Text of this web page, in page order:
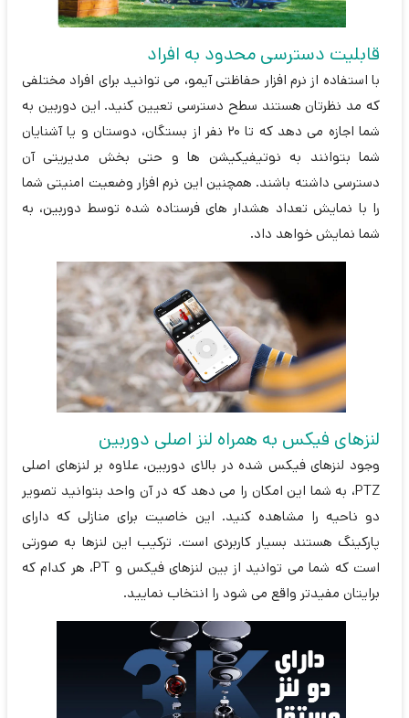
قابلیت دسترسی محدود به افراد
با استفاده از نرم افزار حفاظتی آیمو، می توانید برای افراد مختلفی
که مد نظرتان هستند سطح دسترسی تعیین کنید. این دوربین به
شما اجازه می دهد که تا 20 نفر از بستگان، دوستان و یا آشنایان
شما بتوانند به نوتیفیکیشن ها و حتی بخش مدیریتی آن
دسترسی داشته باشند. همچنین این نرم افزار وضعیت امنیتی شما
را با نمایش تعداد هشدار های فرستاده شده توسط دوربین، به
شما نمایش خواهد داد.
لنزهای فیکس به همراه لنز اصلی دوربین
وجود لنزهای فیکس شده در بالای دوربین، علاوه بر لنزهای اصلی
PTZ، به شما این امکان را می دهد که در آن واحد بتوانید تصویر
دو ناحیه را مشاهده کنید. این خاصیت برای منازلی که دارای
پارکینگ هستند بسیار کاربردی است. ترکیب این لنزها به صورتی
است که شما می توانید از بین لنزهای فیکس و PT، هر کدام که
برایتان مفیدتر واقع می شود را انتخاب نمایید.